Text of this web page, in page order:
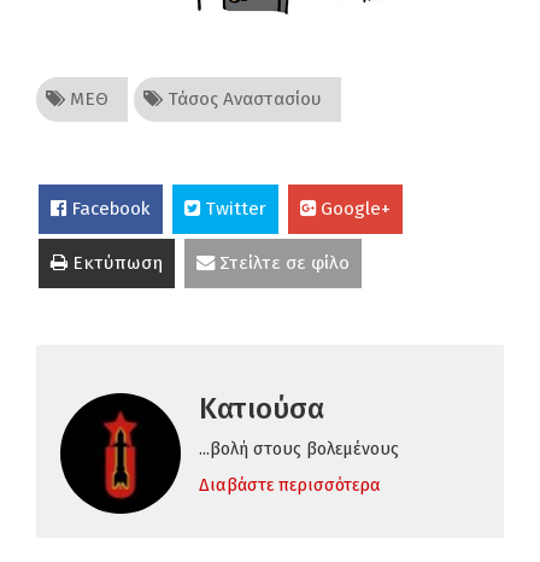
ΜΕΘ Τάσος Αναστασίου
Facebook Twitter Google+
Εκτύπωση Στείλτε σε φίλο
Κατιούσα
...βολή στους βολεμένους
Διαβάστε περισσότερα